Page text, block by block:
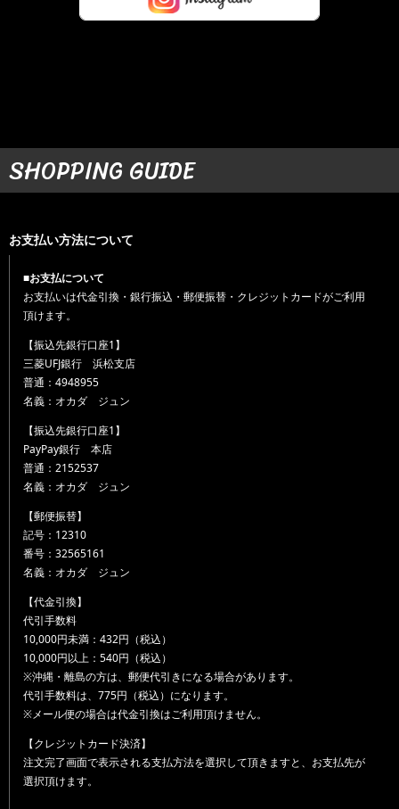
SHOPPING GUIDE
お支払い方法について
■お支払について
お支払いは代金引換・銀行振込・郵便振替・クレジットカードがご利用
頂けます。
【振込先銀行口座1】
三菱UFJ銀行 浜松支店
普通：4948955
名義：オカダ ジュン
【振込先銀行口座1】
PayPay銀行 本店
普通：2152537
名義：オカダ ジュン
【郵便振替】
記号：12310
番号：32565161
名義：オカダ ジュン
【代金引換】
代引手数料
10,000円未満：432円（税込）
10,000円以上：540円（税込）
※沖縄・離島の方は、郵便代引きになる場合があります。
代引手数料は、775円（税込）になります。
※メール便の場合は代金引換はご利用頂けません。
【クレジットカード決済】
注文完了画面で表示される支払方法を選択して頂きますと、お支払先が
選択頂けます。